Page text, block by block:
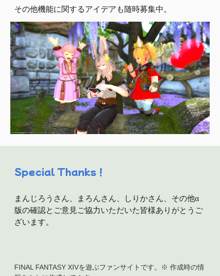
その他機能に関するアイデアも随時募集中。
Special Thanks！
まんじろうさん、まろんさん、しりかさん、その他α
版の確認とご意見ご協力いただいた皆様ありがとうご
ざいます。
FINAL FANTASY XIVを遊ぶファンサイトです。 ※ 作成時の情